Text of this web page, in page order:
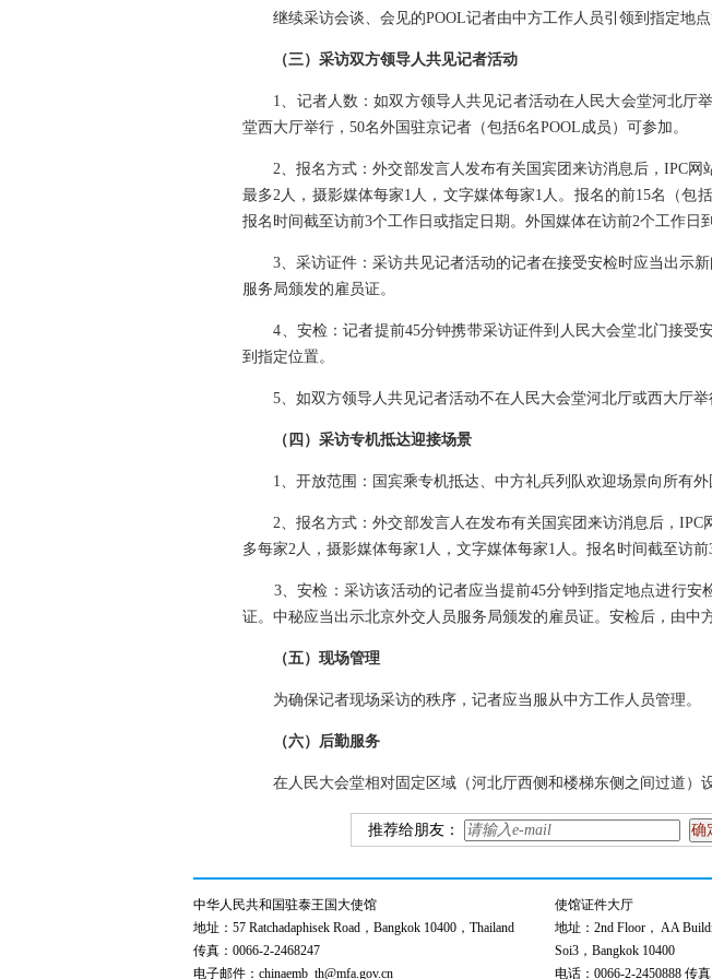
继续采访会谈、会见的POOL记者由中方工作人员引领到指定地点
（三）采访双方领导人共见记者活动
1、记者人数：如双方领导人共见记者活动在人民大会堂河北厅
堂西大厅举行，50名外国驻京记者（包括6名POOL成员）可参加。
2、报名方式：外交部发言人发布有关国宾团来访消息后，IPC网
最多2人，摄影媒体每家1人，文字媒体每家1人。报名的前15名（包
报名时间截至访前3个工作日或指定日期。外国媒体在访前2个工作日
3、采访证件：采访共见记者活动的记者在接受安检时应当出示新
服务局颁发的雇员证。
4、安检：记者提前45分钟携带采访证件到人民大会堂北门接受
到指定位置。
5、如双方领导人共见记者活动不在人民大会堂河北厅或西大厅举
（四）采访专机抵达迎接场景
1、开放范围：国宾乘专机抵达、中方礼兵列队欢迎场景向所有外
2、报名方式：外交部发言人在发布有关国宾团来访消息后，IPC
多每家2人，摄影媒体每家1人，文字媒体每家1人。报名时间截至访前
3、安检：采访该活动的记者应当提前45分钟到指定地点进行安
证。中秘应当出示北京外交人员服务局颁发的雇员证。安检后，由中
（五）现场管理
为确保记者现场采访的秩序，记者应当服从中方工作人员管理。
（六）后勤服务
在人民大会堂相对固定区域（河北厅西侧和楼梯东侧之间过道）
推荐给朋友：
中华人民共和国驻泰王国大使馆
地址：57 Ratchadaphisek Road，Bangkok 10400，Thailand
传真：0066-2-2468247
电子邮件：chinaemb_th@mfa.gov.cn
使馆证件大厅
地址：2nd Floor， AA
Soi3，Bangkok 10400
电话：0066-2-2450888 传